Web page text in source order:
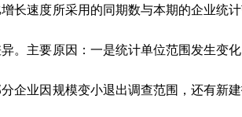
长速度所采用的同期数与本期的企业统
。主要原因：一是统计单位范围发生变
企业因规模变小退出调查范围，还有新